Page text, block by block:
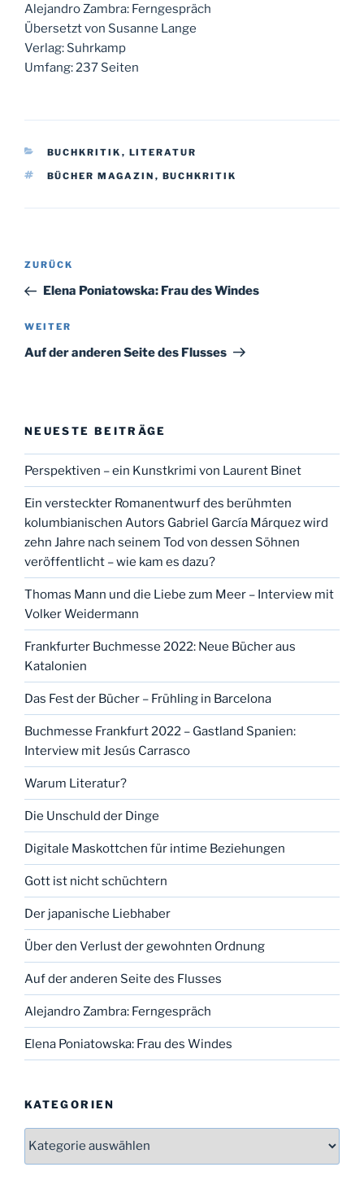
Alejandro Zambra: Ferngespräch
Übersetzt von Susanne Lange
Verlag: Suhrkamp
Umfang: 237 Seiten
KATEGORIEN
BUCHKRITIK , LITERATUR
SCHLAGWÖRTER
BÜCHER MAGAZIN , BUCHKRITIK
Beitragsnavigation
Vorheriger
Beitrag
ZURÜCK
Elena Poniatowska: Frau des Windes
Nächster
Beitrag
WEITER
Auf der anderen Seite des Flusses
NEUESTE BEITRÄGE
Perspektiven – ein Kunstkrimi von Laurent Binet
Ein versteckter Romanentwurf des berühmten
kolumbianischen Autors Gabriel García Márquez wird
zehn Jahre nach seinem Tod von dessen Söhnen
veröffentlicht – wie kam es dazu?
Thomas Mann und die Liebe zum Meer – Interview mit
Volker Weidermann
Frankfurter Buchmesse 2022: Neue Bücher aus
Katalonien
Das Fest der Bücher – Frühling in Barcelona
Buchmesse Frankfurt 2022 – Gastland Spanien:
Interview mit Jesús Carrasco
Warum Literatur?
Die Unschuld der Dinge
Digitale Maskottchen für intime Beziehungen
Gott ist nicht schüchtern
Der japanische Liebhaber
Über den Verlust der gewohnten Ordnung
Auf der anderen Seite des Flusses
Alejandro Zambra: Ferngespräch
Elena Poniatowska: Frau des Windes
KATEGORIEN